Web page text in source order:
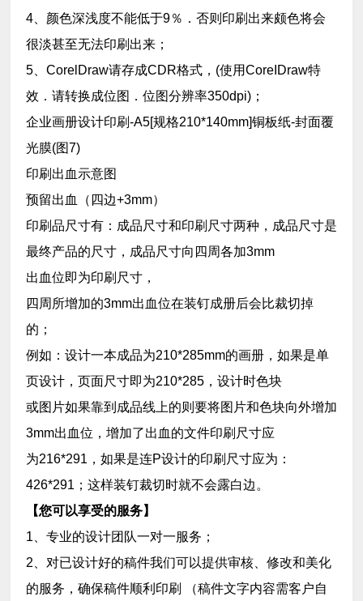
4、颜色深浅度不能低于9％．否则印刷出来颇色将会
很淡甚至无法印刷出来；
5、CorelDraw请存成CDR格式，(使用CoreIDraw特
效．请转换成位图．位图分辨率350dpi)；
企业画册设计印刷-A5[规格210*140mm]铜板纸-封面覆
光膜(图7)
印刷出血示意图
预留出血（四边+3mm）
印刷品尺寸有：成品尺寸和印刷尺寸两种，成品尺寸是
最终产品的尺寸，成品尺寸向四周各加3mm
出血位即为印刷尺寸，
四周所增加的3mm出血位在装钉成册后会比裁切掉
的；
例如：设计一本成品为210*285mm的画册，如果是单
页设计，页面尺寸即为210*285，设计时色块
或图片如果靠到成品线上的则要将图片和色块向外增加
3mm出血位，增加了出血的文件印刷尺寸应
为216*291，如果是连P设计的印刷尺寸应为：
426*291；这样装钉裁切时就不会露白边。
【您可以享受的服务】
1、专业的设计团队一对一服务；
2、对已设计好的稿件我们可以提供审核、修改和美化
的服务，确保稿件顺利印刷 （稿件文字内容需客户自